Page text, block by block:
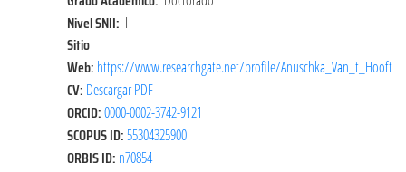
Nivel SNII: I
Sitio
Web: https://www.researchgate.net/profile/Anuschka_Van_t_Hooft
CV: Descargar PDF
ORCID:0000-0002-3742-9121
SCOPUS ID:55304325900
ORBIS ID: n70854